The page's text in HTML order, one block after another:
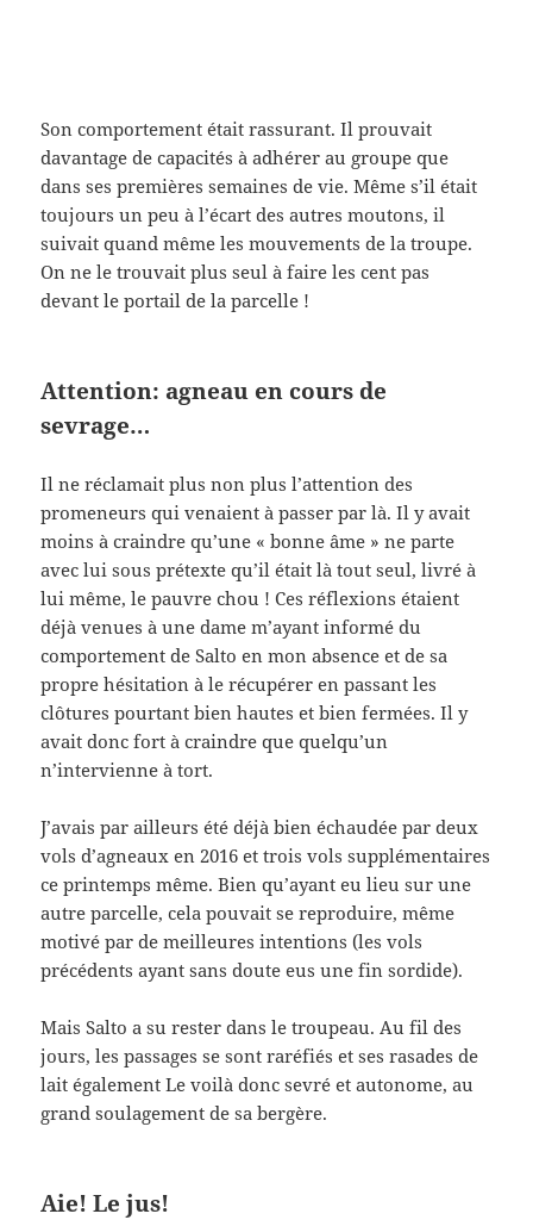
Son comportement était rassurant. Il prouvait
davantage de capacités à adhérer au groupe que
dans ses premières semaines de vie. Même s’il était
toujours un peu à l’écart des autres moutons, il
suivait quand même les mouvements de la troupe.
On ne le trouvait plus seul à faire les cent pas
devant le portail de la parcelle !
Attention: agneau en cours de
sevrage…
Il ne réclamait plus non plus l’attention des
promeneurs qui venaient à passer par là. Il y avait
moins à craindre qu’une « bonne âme » ne parte
avec lui sous prétexte qu’il était là tout seul, livré à
lui même, le pauvre chou ! Ces réflexions étaient
déjà venues à une dame m’ayant informé du
comportement de Salto en mon absence et de sa
propre hésitation à le récupérer en passant les
clôtures pourtant bien hautes et bien fermées. Il y
avait donc fort à craindre que quelqu’un
n’intervienne à tort.
J’avais par ailleurs été déjà bien échaudée par deux
vols d’agneaux en 2016 et trois vols supplémentaires
ce printemps même. Bien qu’ayant eu lieu sur une
autre parcelle, cela pouvait se reproduire, même
motivé par de meilleures intentions (les vols
précédents ayant sans doute eus une fin sordide).
Mais Salto a su rester dans le troupeau. Au fil des
jours, les passages se sont raréfiés et ses rasades de
lait également Le voilà donc sevré et autonome, au
grand soulagement de sa bergère.
Aie! Le jus!